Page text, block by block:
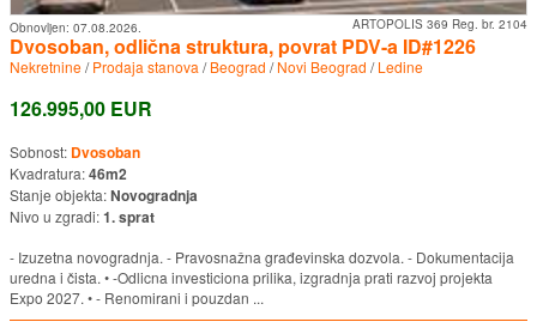
ARTOPOLIS 369 Reg. br. 2104
Obnovljen: 07.08.2026.
Dvosoban, odlična struktura, povrat PDV-a ID#1226
Nekretnine/Prodaja stanova /Beograd /Novi Beograd /Ledine
126.995,00 EUR
Sobnost: Dvosoban
Kvadratura:46m2
Stanje objekta:Novogradnja
Nivo u zgradi:1. sprat
- Izuzetna novogradnja. - Pravosnažna građevinska dozvola. - Dokumentacija
uredna i čista. • -Odlicna investiciona prilika, izgradnja prati razvoj projekta
Expo 2027. • - Renomirani i pouzdan ...